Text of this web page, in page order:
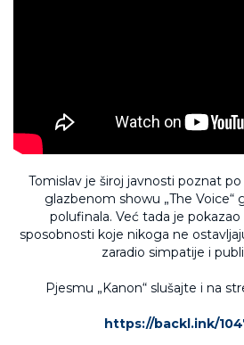
Tomislav je široj javnosti poznat
glazbenom showu „The Voice“
polufinala. Već tada je
sposobnosti koje nikoga ne
zaradio simpatije i
Pjesmu „Kanon“ slušajte i na
https://backl.ink/